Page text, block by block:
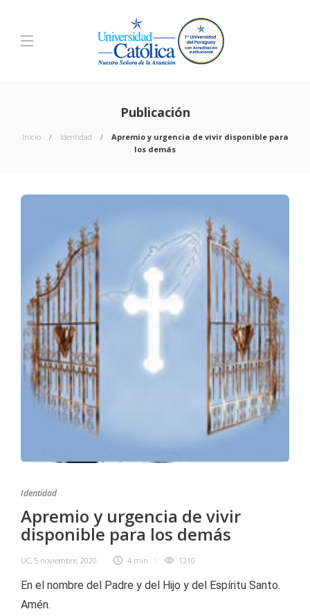
Publicación
Inicio Identidad
Apremio y urgencia de vivir disponible para
los demás
Identidad
Apremio y urgencia de vivir
disponible para los demás
UC, 5 noviembre, 2020 4 min 1210
En el nombre del Padre y del Hijo y del Espíritu Santo.
Amén.